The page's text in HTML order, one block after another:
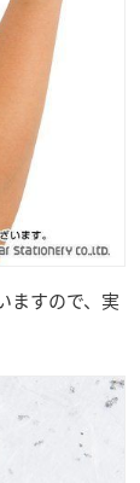
ますので、実